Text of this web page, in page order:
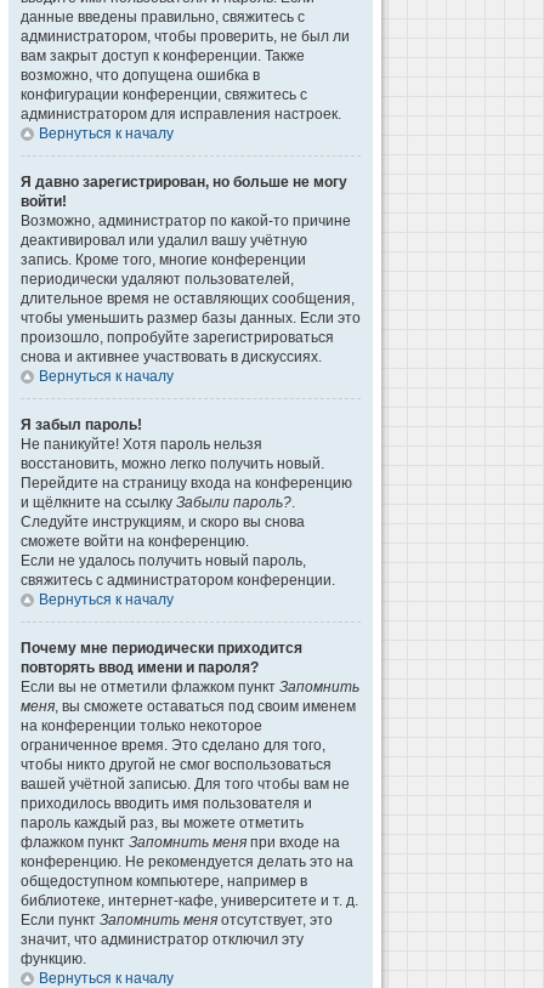
данные введены правильно, свяжитесь с
администратором, чтобы проверить, не был ли
вам закрыт доступ к конференции. Также
возможно, что допущена ошибка в
конфигурации конференции, свяжитесь с
администратором для исправления настроек.
Вернуться к началу
Я давно зарегистрирован, но больше не могу
войти!
Возможно, администратор по какой-то причине
деактивировал или удалил вашу учётную
запись. Кроме того, многие конференции
периодически удаляют пользователей,
длительное время не оставляющих сообщения,
чтобы уменьшить размер базы данных. Если это
произошло, попробуйте зарегистрироваться
снова и активнее участвовать в дискуссиях.
Вернуться к началу
Я забыл пароль!
Не паникуйте! Хотя пароль нельзя
восстановить, можно легко получить новый.
Перейдите на страницу входа на конференцию
и щёлкните на ссылку Забыли пароль?.
Следуйте инструкциям, и скоро вы снова
сможете войти на конференцию.
Если не удалось получить новый пароль,
свяжитесь с администратором конференции.
Вернуться к началу
Почему мне периодически приходится
повторять ввод имени и пароля?
Если вы не отметили флажком пункт Запомнить
меня, вы сможете оставаться под своим именем
на конференции только некоторое
ограниченное время. Это сделано для того,
чтобы никто другой не смог воспользоваться
вашей учётной записью. Для того чтобы вам не
приходилось вводить имя пользователя и
пароль каждый раз, вы можете отметить
флажком пункт Запомнить меня при входе на
конференцию. Не рекомендуется делать это на
общедоступном компьютере, например в
библиотеке, интернет-кафе, университете и т. д.
Если пункт Запомнить меня отсутствует, это
значит, что администратор отключил эту
функцию.
Вернуться к началу